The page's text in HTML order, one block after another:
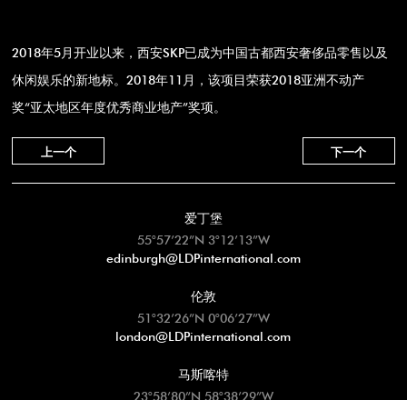
2018年5月开业以来，西安SKP已成为中国古都西安奢侈品零售以及
休闲娱乐的新地标。2018年11月，该项目荣获2018亚洲不动产
奖“亚太地区年度优秀商业地产”奖项。
上一个 下一个
爱丁堡
55°57’22”N 3°12’13”W
edinburgh@LDPinternational.com
伦敦
51°32’26”N 0°06’27”W
london@LDPinternational.com
马斯喀特
23°58’80”N 58°38’29”W